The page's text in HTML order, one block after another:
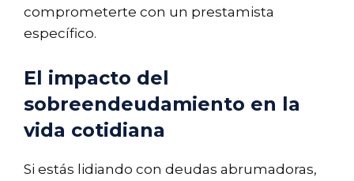
comprometerte con un prestamista
específico.
El impacto del
sobreendeudamiento en la
vida cotidiana
Si estás lidiando con deudas abrumadoras,